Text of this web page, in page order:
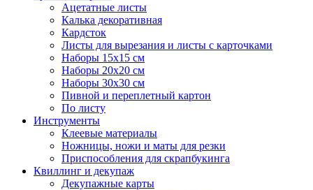
Ацетатные листы
Калька декоративная
Кардсток
Листы для вырезания и листы с карточками
Наборы 15х15 см
Наборы 20х20 см
Наборы 30х30 см
Пивной и переплетный картон
По листу
Инструменты
Клеевые материалы
Ножницы, ножи и маты для резки
Приспособления для скрапбукинга
Квиллинг и декупаж
Декупажные карты